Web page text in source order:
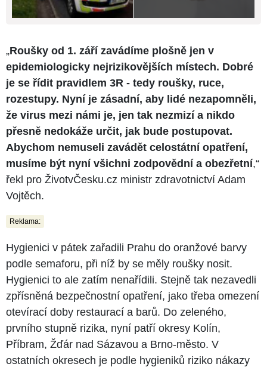
„Roušky od 1. září zavádíme plošně jen v
epidemiologicky nejrizikovějších místech. Dobré
je se řídit pravidlem 3R - tedy roušky, ruce,
rozestupy. Nyní je zásadní, aby lidé nezapomněli,
že virus mezi námi je, jen tak nezmizí a nikdo
přesně nedokáže určit, jak bude postupovat.
Abychom nemuseli zavádět celostátní opatření,
musíme být nyní všichni zodpovědní a obezřetní,“
řekl pro ŽivotvČesku.cz ministr zdravotnictví Adam
Vojtěch.
Reklama:
Hygienici v pátek zařadili Prahu do oranžové barvy
podle semaforu, při níž by se měly roušky nosit.
Hygienici to ale zatím nenařídili. Stejně tak nezavedli
zpřísněná bezpečnostní opatření, jako třeba omezení
otevírací doby restaurací a barů. Do zeleného,
prvního stupně rizika, nyní patří okresy Kolín,
Příbram, Žďár nad Sázavou a Brno-město. V
ostatních okresech je podle hygieniků riziko nákazy